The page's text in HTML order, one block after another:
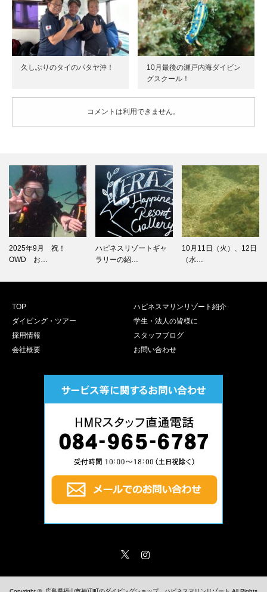
久しぶりのタイのパタヤ沖！
10月最後の瀬戸内海ダイビン
グスクール！
コメントは利用できません。
2025年9月 祝！
OWD お…
ハピネスリゾートギャ
ラリーの紹…
10月11日（火）、12日
（水…
TOP
ハピネスマリンリゾート紹介
ダイビング・ツアー
学生・法人の皆様に
採用情報
スタッフブログ
会社概要
お問い合わせ